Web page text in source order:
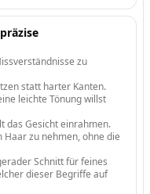
zu
statt harter Kanten.
leichte Tönung willst
das Gesicht einrahmen.
Haar zu nehmen, ohne die
Schnitt für feines
dieser Begriffe auf